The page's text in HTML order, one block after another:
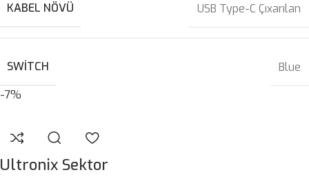
KABEL NÖVÜ USB Type-C Çıxarılan
SWITCH
Blue
-7%
Ultronix Sektor